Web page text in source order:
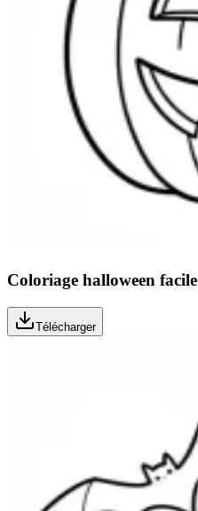
Coloriage halloween facile
Télécharger